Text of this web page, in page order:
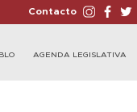
Contacto
AGENDA LEGISLATIVA